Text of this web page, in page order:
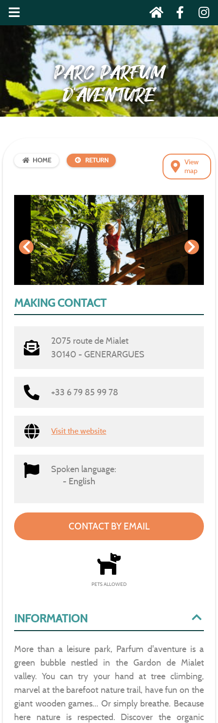
PARC PARFUM
D’AVENTURE
View
map
HOME RETURN
INFORMATION
More than a leisure park, Parfum d'aventure is a
green bubble nestled in the Gardon de Mialet
valley. You can try your hand at tree climbing,
marvel at the barefoot nature trail, have fun on the
giant wooden games... Or simply breathe. Because
here nature is respected. Discover the organic
MAKING CONTACT
2075 route de Mialet
30140 - GENERARGUES
+33 6 79 85 99 78
Visit the website
Spoken language:
English
CONTACT BY EMAIL
PETS ALLOWED